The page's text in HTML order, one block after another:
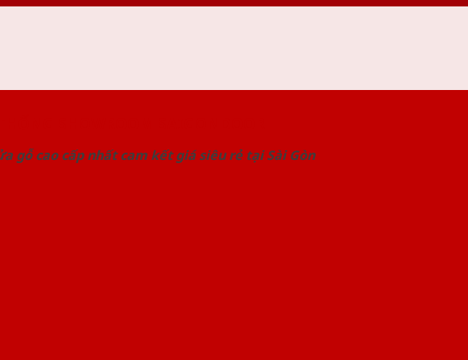
gỗ cao cấp nhất cam kết giá siêu rẻ tại Sài Gòn